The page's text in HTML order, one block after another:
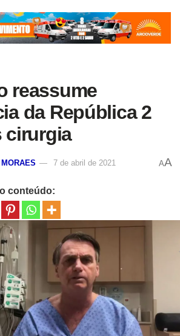
reassume
da República 2
cirurgia
7 de abril de 2021 AA
conteúdo: